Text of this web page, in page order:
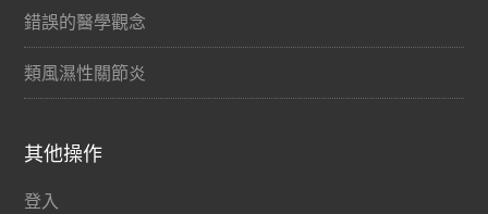
錯誤的醫學觀念
類風濕性關節炎
其他操作
登入